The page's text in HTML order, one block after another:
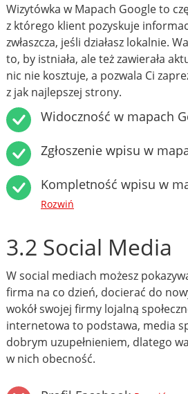
Wizytówka w Mapach Google to
z którego klient pozyskuje
zwłaszcza, jeśli działasz lokalnie.
to, by istniała, ale też zawierała
nic nie kosztuje, a pozwala Ci
z jak najlepszej strony.
Widoczność w mapach
Zgłoszenie wpisu w
Kompletność wpisu w
Rozwiń
3.2 Social Media
W social mediach możesz
firma na co dzień, docierać do
wokół swojej firmy lojalną
internetowa to podstawa, media
dobrym uzupełnieniem, dlatego
w nich obecność.